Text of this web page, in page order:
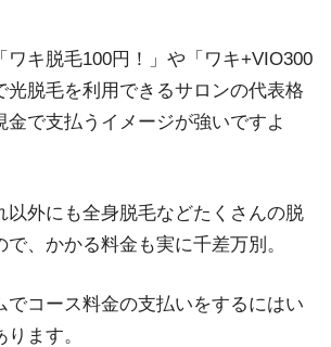
ワキ脱毛100円！」や「ワキ+VIO300
光脱毛を利用できるサロンの代表格
金で支払うイメージが強いですよ
以外にも全身脱毛などたくさんの脱
、かかる料金も実に千差万別。
でコース料金の支払いをするにはい
ます。